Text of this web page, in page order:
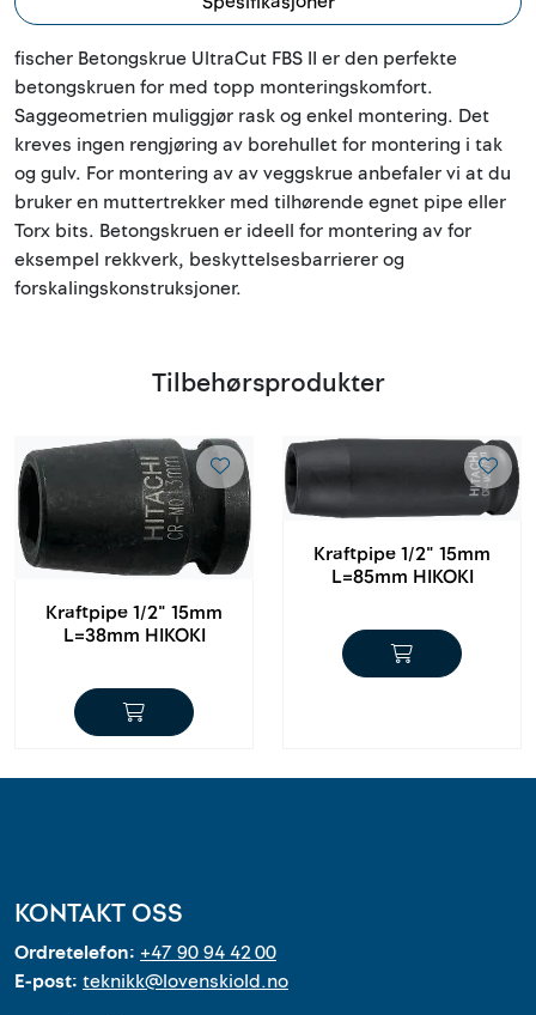
fischer Betongskrue UltraCut FBS II er den perfekte
betongskruen for med topp monteringskomfort.
Saggeometrien muliggjør rask og enkel montering. Det
kreves ingen rengjøring av borehullet for montering i tak
og gulv. For montering av av veggskrue anbefaler vi at du
bruker en muttertrekker med tilhørende egnet pipe eller
Torx bits. Betongskruen er ideell for montering av for
eksempel rekkverk, beskyttelsesbarrierer og
forskalingskonstruksjoner.
Tilbehørsprodukter
Kraftpipe 1/2" 15mm
L=38mm HIKOKI
Kraftpipe 1/2" 15mm
L=85mm HIKOKI
KONTAKT OSS
Ordretelefon: +47 90 94 42 00
E-post: teknikk@lovenskiold.no